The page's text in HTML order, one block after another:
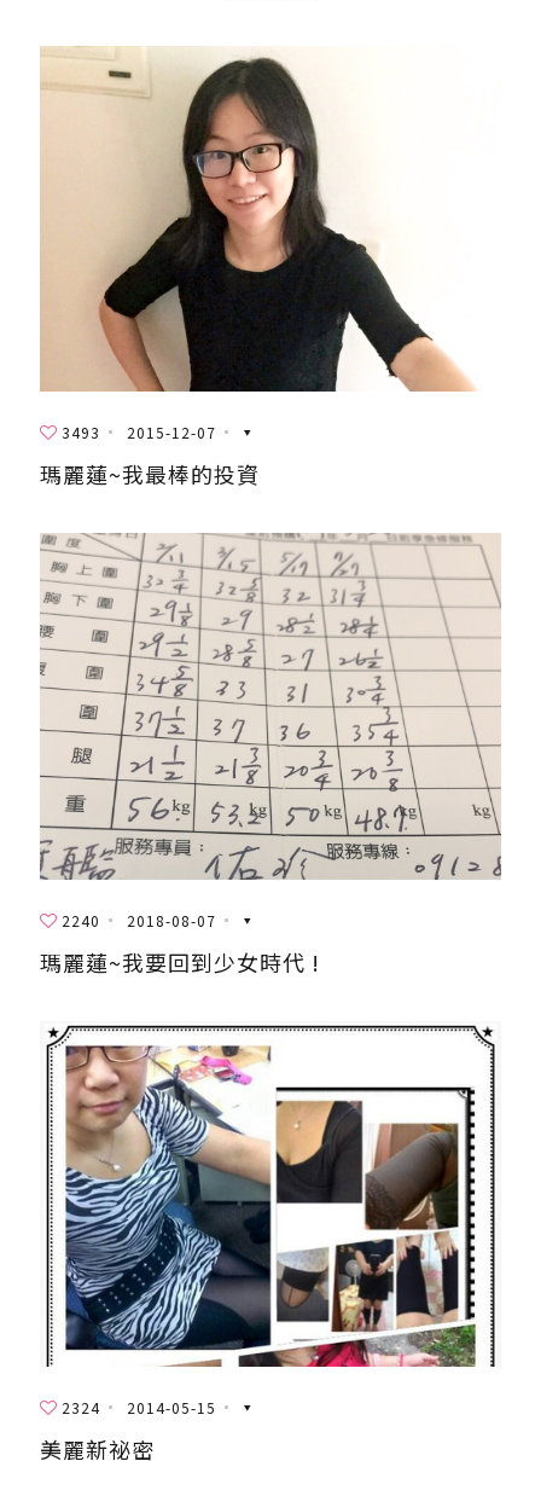
3493 2015-12-07
瑪麗蓮~我最棒的投資
2240 2018-08-07
瑪麗蓮~我要回到少女時代 !
2324 2014-05-15
美麗新祕密